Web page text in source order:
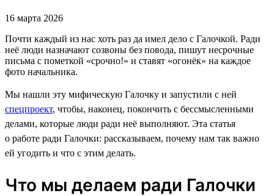
16 марта 2026
Почти каждый из нас хоть раз да имел дело с Галочкой. Ради
неё люди назначают созвоны без повода, пишут несрочные
письма с пометкой «срочно!» и ставят «огонёк» на каждое
фото начальника.
Мы нашли эту мифическую Галочку и запустили с ней
спецпроект, чтобы, наконец, покончить с бессмысленными
делами, которые люди ради неё выполняют. Эта статья
о работе ради Галочки: рассказываем, почему нам так важно
ей угодить и что с этим делать.
Что мы делаем ради Галочки